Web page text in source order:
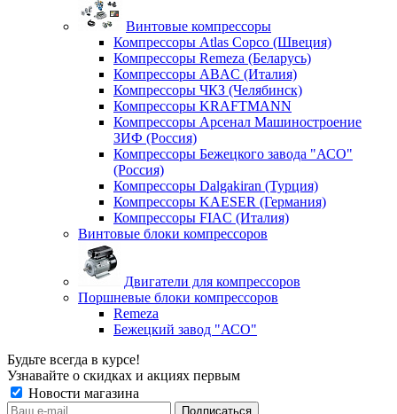
Винтовые компрессоры
Компрессоры Atlas Copco (Швеция)
Компрессоры Remeza (Беларусь)
Компрессоры ABAC (Италия)
Компрессоры ЧКЗ (Челябинск)
Компрессоры KRAFTMANN
Компрессоры Арсенал Машиностроение
ЗИФ (Россия)
Компрессоры Бежецкого завода "АСО"
(Россия)
Компрессоры Dalgakiran (Турция)
Компрессоры KAESER (Германия)
Компрессоры FIAC (Италия)
Винтовые блоки компрессоров
Двигатели для компрессоров
Поршневые блоки компрессоров
Remeza
Бежецкий завод "АСО"
Будьте всегда в курсе!
Узнавайте о скидках и акциях первым
Новости магазина